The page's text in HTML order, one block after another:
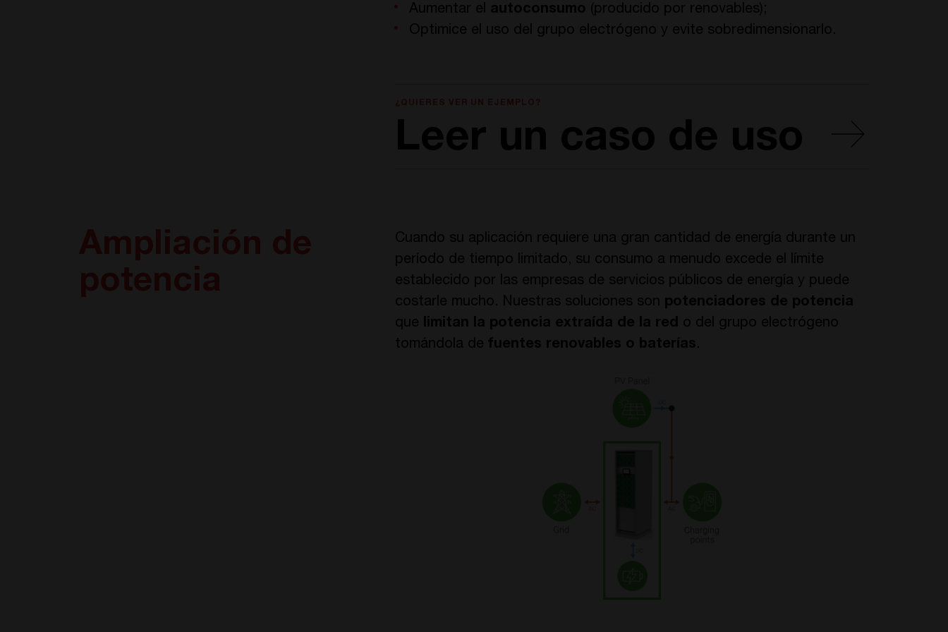
Aumentar el autoconsumo (producido por renovables);
Optimice el uso del grupo electrógeno y evite sobredimensionarlo.
Leer un caso de uso
Cuando su aplicación requiere una gran cantidad de energía durante un
período de tiempo limitado, su consumo a menudo excede el límite
establecido por las empresas de servicios públicos de energía y puede
costarle mucho. Nuestras soluciones son potenciadores de potencia
que limitan la potencia extraída de la red o del grupo electrógeno
tomándola de fuentes renovables o baterías.